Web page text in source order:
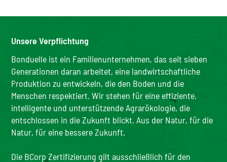
Unsere Verpflichtung
Bonduelle ist ein Familienunternehmen, das seit sieben
Generationen daran arbeitet, eine landwirtschaftliche
Produktion zu entwickeln, die den Boden und die
Menschen respektiert. Wir stehen für eine effiziente,
intelligente und unterstützende Agrarökologie, die
entschlossen in die Zukunft blickt. Aus der Natur, für die
Natur, für eine bessere Zukunft.
Die BCorp Zertifizierung gilt ausschließlich für den